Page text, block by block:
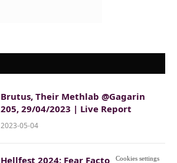
Brutus, Their Methlab @Gagarin
205, 29/04/2023 | Live Report
2023-05-04
Hellfest 2024: Fear Factory,Cookies settings